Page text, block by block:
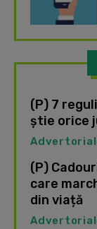
(P) 7
știe orice
(P)
care
din viață